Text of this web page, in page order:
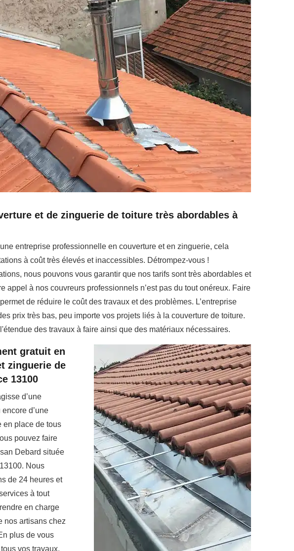
et de zinguerie de toiture très abordables à
entreprise professionnelle en couverture et en zinguerie, cela
à coût très élevés et inaccessibles. Détrompez-vous !
nous pouvons vous garantir que nos tarifs sont très abordables et
appel à nos couvreurs professionnels n’est pas du tout onéreux. Faire
de réduire le coût des travaux et des problèmes. L’entreprise
prix très bas, peu importe vos projets liés à la couverture de toiture.
des travaux à faire ainsi que des matériaux nécessaires.
gratuit en
zinguerie de
13100
d’une
d’une
en place de tous
pouvez faire
Debard située
Nous
de 24 heures et
à tout
en charge
nos artisans chez
plus de vous
vos travaux,